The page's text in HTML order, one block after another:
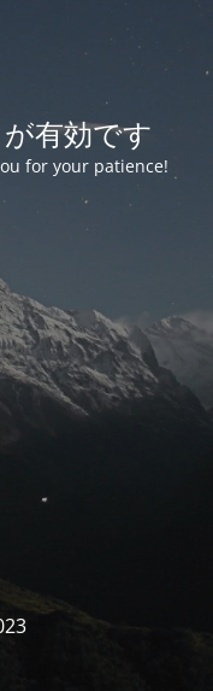
有効です
for your patience!